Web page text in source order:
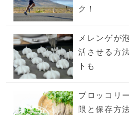
ク！
メレンゲが
活させる方
トも
ブロッコリ
限と保存方